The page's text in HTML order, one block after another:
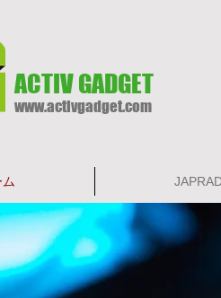
ACTIV GADGET
www.activgadget.com
ム